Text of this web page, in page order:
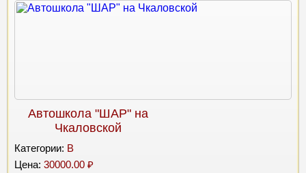
Автошкола "ШАР" на
Чкаловской
Категории: B
Цена: 30000.00 ₽